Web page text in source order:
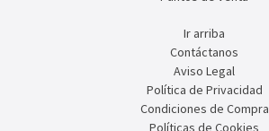
Ir arriba
Contáctanos
Aviso Legal
Política de Privacidad
Condiciones de Compra
Políticas de Cookies